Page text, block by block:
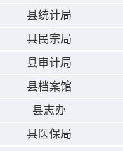
县统计局
县民宗局
县审计局
县档案馆
县志办
县医保局